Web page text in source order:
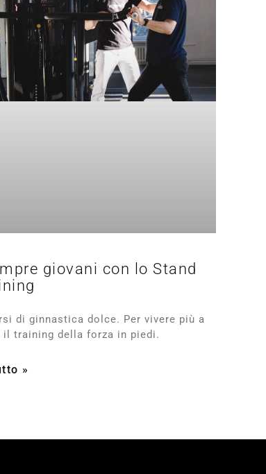
giovani con lo Stand
di ginnastica dolce. Per vivere più a
il training della forza in piedi.
»